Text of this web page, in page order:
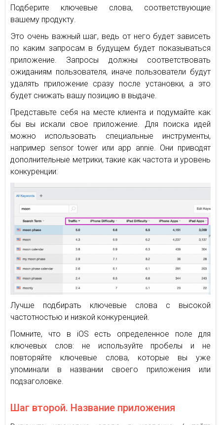
Подберите ключевые слова, соответствующие
вашему продукту.
Это очень важный шаг, ведь от него будет зависеть
по каким запросам в будущем будет показываться
приложение. Запросы должны соответствовать
ожиданиям пользователя, иначе пользователи будут
удалять приложение сразу после установки, а это
будет снижать вашу позицию в выдаче.
Представьте себя на месте клиента и подумайте как
бы вы искали свое приложение. Для поиска идей
можно использовать специальные инструменты,
например sensor tower или app annie. Они приводят
дополнительные метрики, такие как частота и уровень
конкуренции:
Лучше подбирать ключевые слова с высокой
частотностью и низкой конкуренцией.
Помните, что в iOS есть определенное поле для
ключевых слов: не используйте пробелы и не
повторяйте ключевые слова, которые вы уже
упоминали в названии своего приложения или
подзаголовке.
Шаг второй. Название приложения